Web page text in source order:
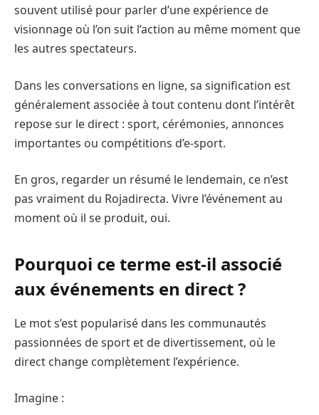
souvent utilisé pour parler d’une expérience de
visionnage où l’on suit l’action au même moment que
les autres spectateurs.
Dans les conversations en ligne, sa signification est
généralement associée à tout contenu dont l’intérêt
repose sur le direct : sport, cérémonies, annonces
importantes ou compétitions d’e-sport.
En gros, regarder un résumé le lendemain, ce n’est
pas vraiment du Rojadirecta. Vivre l’événement au
moment où il se produit, oui.
Pourquoi ce terme est-il associé
aux événements en direct ?
Le mot s’est popularisé dans les communautés
passionnées de sport et de divertissement, où le
direct change complètement l’expérience.
Imagine :